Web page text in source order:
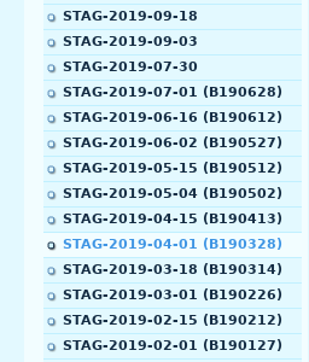
STAG-2019-09-18
STAG-2019-09-03
STAG-2019-07-30
STAG-2019-07-01 (B190628)
STAG-2019-06-16 (B190612)
STAG-2019-06-02 (B190527)
STAG-2019-05-15 (B190512)
STAG-2019-05-04 (B190502)
STAG-2019-04-15 (B190413)
STAG-2019-04-01 (B190328)
STAG-2019-03-18 (B190314)
STAG-2019-03-01 (B190226)
STAG-2019-02-15 (B190212)
STAG-2019-02-01 (B190127)